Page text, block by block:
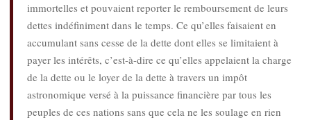
immortelles et pouvaient reporter le remboursement de leurs
dettes indéfiniment dans le temps. Ce qu’elles faisaient en
accumulant sans cesse de la dette dont elles se limitaient à
payer les intérêts, c’est-à-dire ce qu’elles appelaient la charge
de la dette ou le loyer de la dette à travers un impôt
astronomique versé à la puissance financière par tous les
peuples de ces nations sans que cela ne les soulage en rien